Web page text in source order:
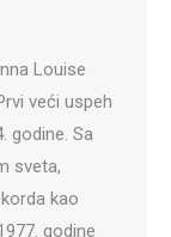
Louise
veći uspeh
godine. Sa
sveta,
kao
godine